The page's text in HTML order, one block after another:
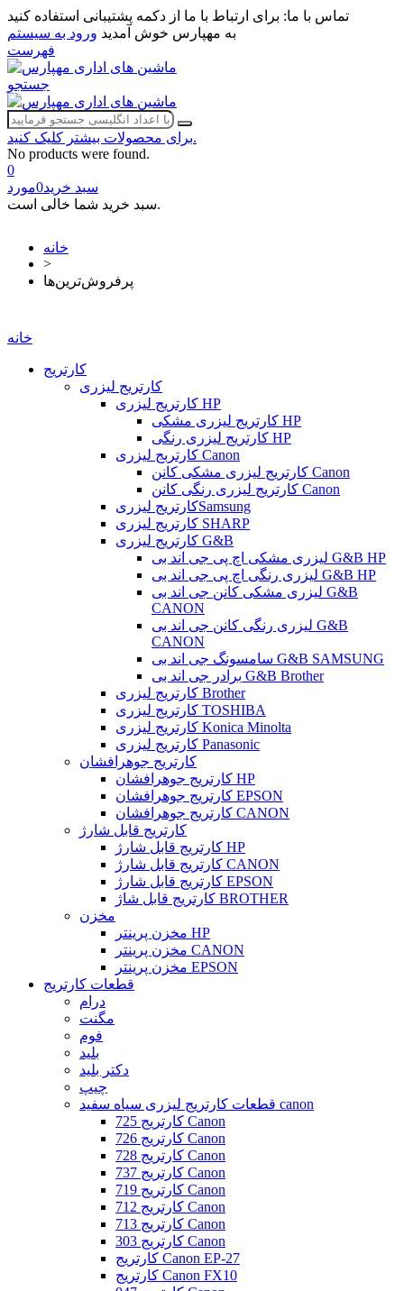
تماس با ما: برای ارتباط با ما از دکمه پشتیبانی استفاده کنید
به مهپارس خوش آمدید ورود به سیستم
فهرست
جستجو
برای محصولات بیشتر کلیک کنید.
No products were found.
0
سبد خرید0مورد
سبد خرید شما خالی است.
خانه
>
پرفروش‌ترین‌ها
خانه
کارتریج
کارتریج لیزری
کارتریج لیزری HP
کارتریج لیزری مشکی HP
کارتریج لیزری رنگی HP
کارتربج لیزری Canon
کارتریج لیزری مشکی کانن Canon
کارتریج لیزری رنگی کانن Canon
کارتریج لیزریSamsung
کارتریج لیزری SHARP
کارتریج لیزری G&B
لیزری مشکی اچ پی جی اند بی G&B HP
لیزری رنگی اچ پی جی اند بی G&B HP
لیزری مشکی کانن جی اند بی G&B
CANON
لیزری رنگی کانن جی اند بی G&B
CANON
سامسونگ جی اند بی G&B SAMSUNG
برادر جی اند بی G&B Brother
کارتریج لیزری Brother
کارتریج لیزری TOSHIBA
کارتریج لیزری Konica Minolta
کارتریج لیزری Panasonic
کارتریج جوهرافشان
کارتریج جوهرافشان HP
کارتریج جوهرافشان EPSON
کارتریج جوهرافشان CANON
کارتریج قابل شارژ
کارتریج قابل شارژ HP
کارتریج قابل شارژ CANON
کارتریج قابل شارژ EPSON
کارتریج قابل شاژ BROTHER
مخزن
مخزن پرینتر HP
مخزن پرینتر CANON
مخزن پرینتر EPSON
قطعات کارتریج
درام
مگنت
فوم
بلید
دکتر بلید
چیپ
قطعات کارتریج لیزری سیاه سفید canon
کارتریج 725 Canon
کارتریج 726 Canon
کارتریج 728 Canon
کارتریج 737 Canon
کارتریج 719 Canon
کارتریج 712 Canon
کارتریج 713 Canon
کارتریج 303 Canon
کارتریج Canon EP-27
کارتریج Canon FX10